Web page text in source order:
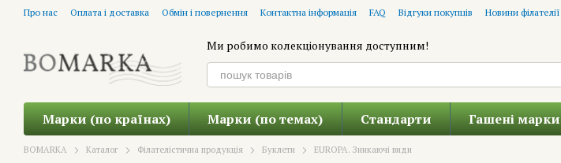
Перейти до основного контенту
Про нас Оплата і доставка Обмін і повернення Контактна інформація FAQ Відгуки покупців Новини філателії
Ми робимо колекціонування доступним!
Марки (по країнах) Марки (по темах) Стандарти Гашені марки
BOMARKA Каталог Філателістична продукція Буклети EUROPA. Зникаючі види